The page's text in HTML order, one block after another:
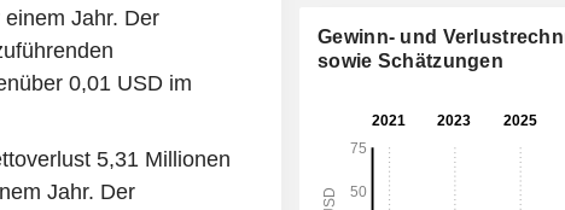
Jahr. Der
0,01 USD im
5,31 Millionen
Jahr. Der
wird. Das Unternehmen
Explorationsaktivitäten durch, um
Fußabdruck erschlossen werden
Gewinn- und
sowie Schätzungen